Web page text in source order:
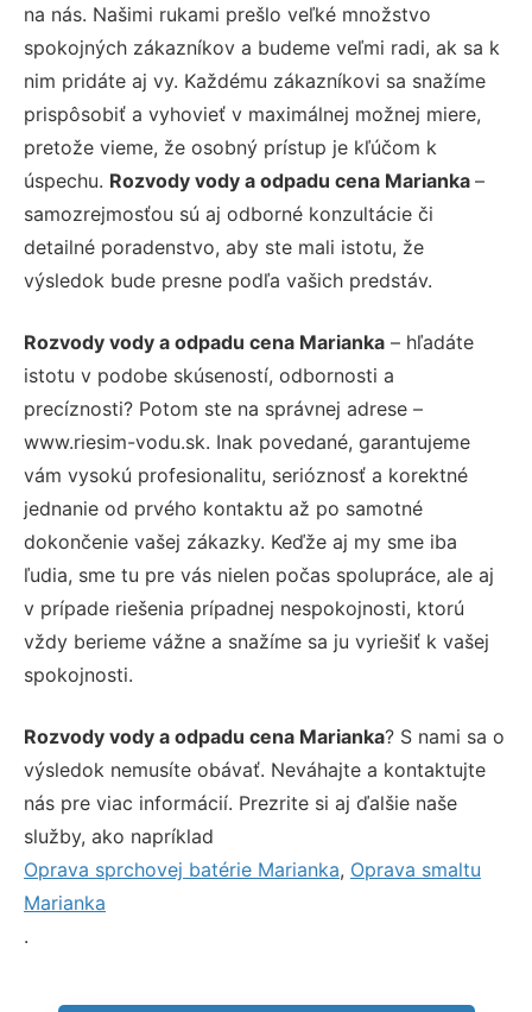
na nás. Našimi rukami prešlo veľké množstvo
spokojných zákazníkov a budeme veľmi radi, ak sa k
nim pridáte aj vy. Každému zákazníkovi sa snažíme
prispôsobiť a vyhovieť v maximálnej možnej miere,
pretože vieme, že osobný prístup je kľúčom k
úspechu. Rozvody vody a odpadu cena Marianka –
samozrejmosťou sú aj odborné konzultácie či
detailné poradenstvo, aby ste mali istotu, že
výsledok bude presne podľa vašich predstáv.
Rozvody vody a odpadu cena Marianka – hľadáte
istotu v podobe skúseností, odbornosti a
precíznosti? Potom ste na správnej adrese –
www.riesim-vodu.sk. Inak povedané, garantujeme
vám vysokú profesionalitu, serióznosť a korektné
jednanie od prvého kontaktu až po samotné
dokončenie vašej zákazky. Keďže aj my sme iba
ľudia, sme tu pre vás nielen počas spolupráce, ale aj
v prípade riešenia prípadnej nespokojnosti, ktorú
vždy berieme vážne a snažíme sa ju vyriešiť k vašej
spokojnosti.
Rozvody vody a odpadu cena Marianka? S nami sa o
výsledok nemusíte obávať. Neváhajte a kontaktujte
nás pre viac informácií. Prezrite si aj ďalšie naše
služby, ako napríklad
Oprava sprchovej batérie Marianka, Oprava smaltu
Marianka
.